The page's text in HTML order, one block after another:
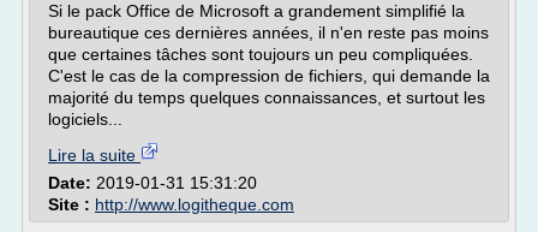
Si le pack Office de Microsoft a grandement simplifié la
bureautique ces dernières années, il n'en reste pas moins
que certaines tâches sont toujours un peu compliquées.
C'est le cas de la compression de fichiers, qui demande la
majorité du temps quelques connaissances, et surtout les
logiciels...
Lire la suite
Date: 2019-01-31 15:31:20
Site : http://www.logitheque.com